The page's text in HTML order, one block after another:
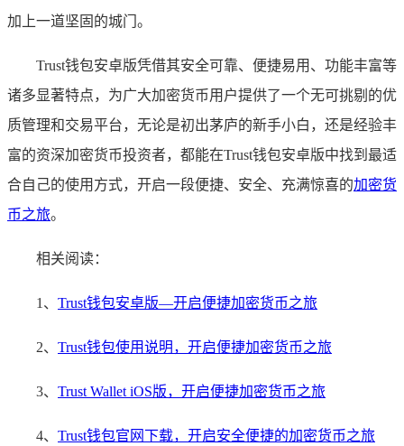
加上一道坚固的城门。
Trust钱包安卓版凭借其安全可靠、便捷易用、功能丰富等
诸多显著特点，为广大加密货币用户提供了一个无可挑剔的优
质管理和交易平台，无论是初出茅庐的新手小白，还是经验丰
富的资深加密货币投资者，都能在Trust钱包安卓版中找到最适
合自己的使用方式，开启一段便捷、安全、充满惊喜的加密货
币之旅。
相关阅读：
1、 Trust钱包安卓版—开启便捷加密货币之旅
2、 Trust钱包使用说明，开启便捷加密货币之旅
3、 Trust Wallet iOS版，开启便捷加密货币之旅
4、 Trust钱包官网下载，开启安全便捷的加密货币之旅